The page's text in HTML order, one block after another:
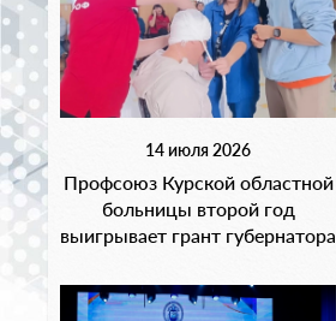
14 июля 2026
Профсоюз Курской областной
больницы второй год
выигрывает грант губернатора